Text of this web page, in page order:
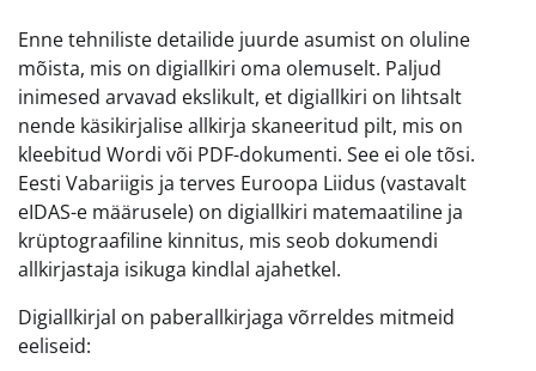
Enne tehniliste detailide juurde asumist on oluline
mõista, mis on digiallkiri oma olemuselt. Paljud
inimesed arvavad ekslikult, et digiallkiri on lihtsalt
nende käsikirjalise allkirja skaneeritud pilt, mis on
kleebitud Wordi või PDF-dokumenti. See ei ole tõsi.
Eesti Vabariigis ja terves Euroopa Liidus (vastavalt
eIDAS-e määrusele) on digiallkiri matemaatiline ja
krüptograafiline kinnitus, mis seob dokumendi
allkirjastaja isikuga kindlal ajahetkel.
Digiallkirjal on paberallkirjaga võrreldes mitmeid
eeliseid: